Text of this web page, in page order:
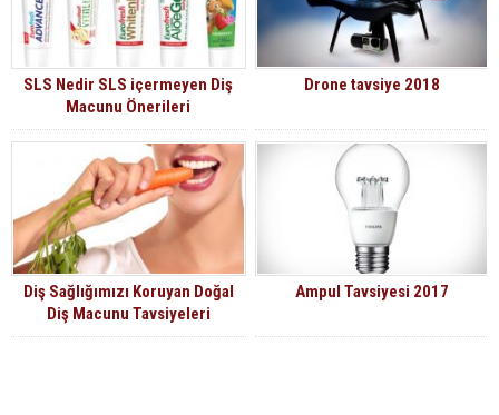
SLS Nedir SLS içermeyen Diş
Macunu Önerileri
Drone tavsiye 2018
Diş Sağlığımızı Koruyan Doğal
Diş Macunu Tavsiyeleri
Ampul Tavsiyesi 2017